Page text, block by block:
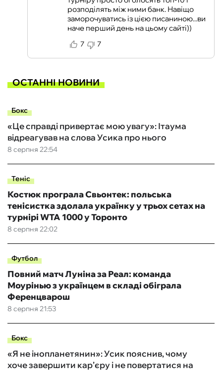
розподілять між ними банк. Навіщо
заморочуватись із цією писаниною...ви
наче перший день на цьому сайті))
7 7
ОСТАННІ НОВИНИ
Бокс
8 серпня 22:54
«Це справді привертає мою увагу»: Ітаума
відреагував на слова Усика про нього
Теніс
8 серпня 22:02
Костюк програла Свьонтек: польська
тенісистка здолала українку у трьох сетах на
турнірі WTA 1000 у Торонто
Футбол
8 серпня 21:53
Повний матч Луніна за Реал: команда
Моурінью з українцем в складі обіграла
Ференцварош
Бокс
«Я не інопланетянин»: Усик пояснив, чому
хоче завершити кар’єру і не повертатися на